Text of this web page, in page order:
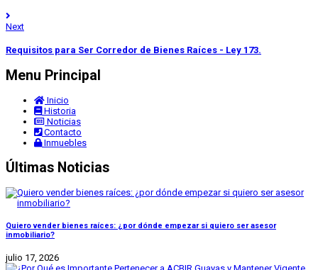
Next
Requisitos para Ser Corredor de Bienes Raíces - Ley 173.
Menu Principal
Inicio
Historia
Noticias
Contacto
Inmuebles
Últimas Noticias
Quiero vender bienes raíces: ¿por dónde empezar si quiero ser asesor
inmobiliario?
julio 17, 2026